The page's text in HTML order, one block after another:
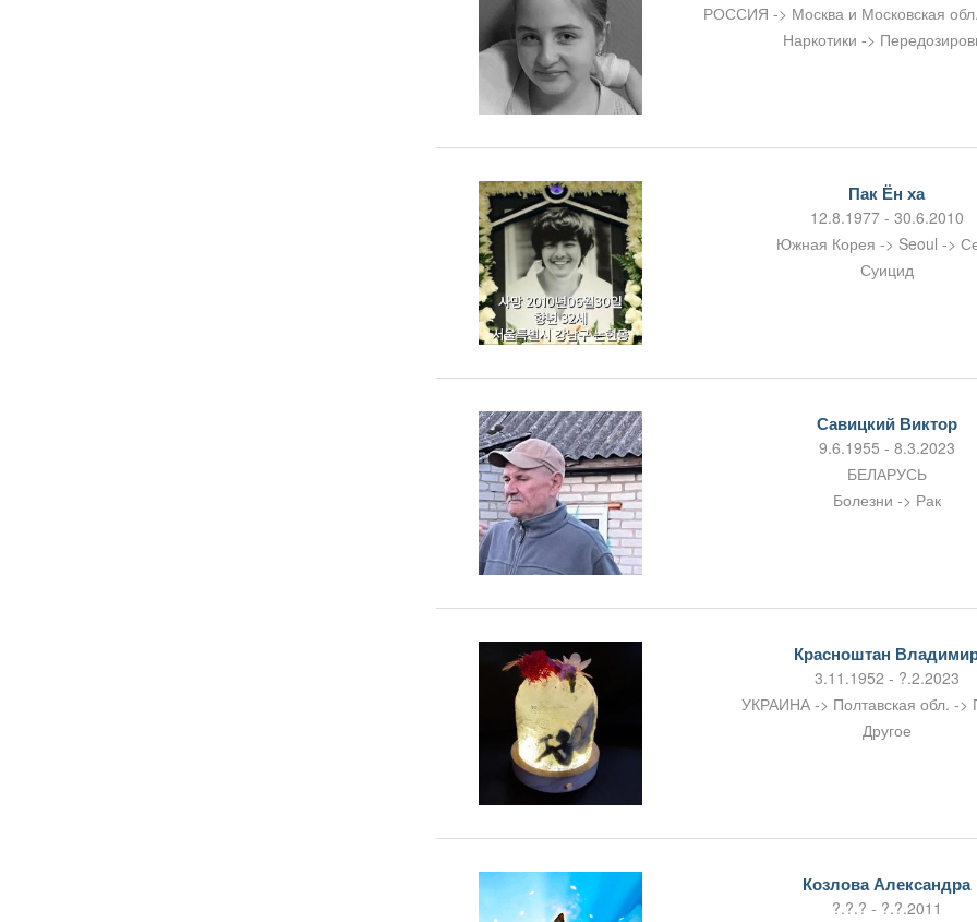
РОССИЯ -> Москва и Московская
Наркотики ->
Пак Ён ха
12.8.1977 - 30.6.2010
Южная Корея -> Seoul ->
Суицид
Савицкий Виктор
9.6.1955 - 8.3.2023
БЕЛАРУСЬ
Болезни -> Рак
Красноштан
3.11.1952 - ?.2.2023
УКРАИНА -> Полтавская обл. ->
Другое
Козлова Александра
?.?.? - ?.?.2011